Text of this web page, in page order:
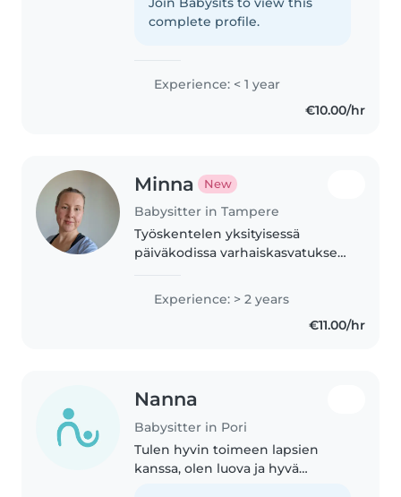
naapureiden lapsia ja olen ollut
complete profile.
Experience: < 1 year
€10.00/hr
Minna New
Babysitter in Tampere
Työskentelen yksityisessä
päiväkodissa varhaiskasvatuksen
lastenohjaajan koulutus. Olen
kolmen teinin vanhempi. Minulla
on työkokemusta erityislasten..
Experience: > 2 years
€11.00/hr
Nanna
Babysitter in Pori
Tulen hyvin toimeen lapsien
kanssa, olen luova ja hyvä